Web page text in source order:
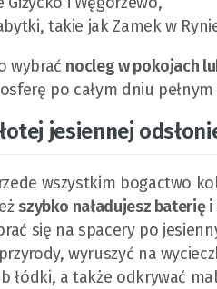
takie jak Zamek w
wybrać nocleg w pokojach
po całym dniu pełnym
jesiennej
wszystkim bogactwo
szybko naładujesz baterię
się na spacery po
wyruszyć na
łódki, a także odkrywać